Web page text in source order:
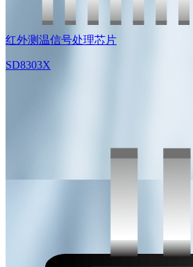
红外测温信号处理芯片
SD8303X